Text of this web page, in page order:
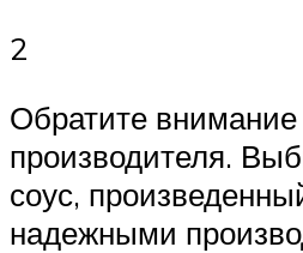
2
Обратите
производителя.
соус,
надежными